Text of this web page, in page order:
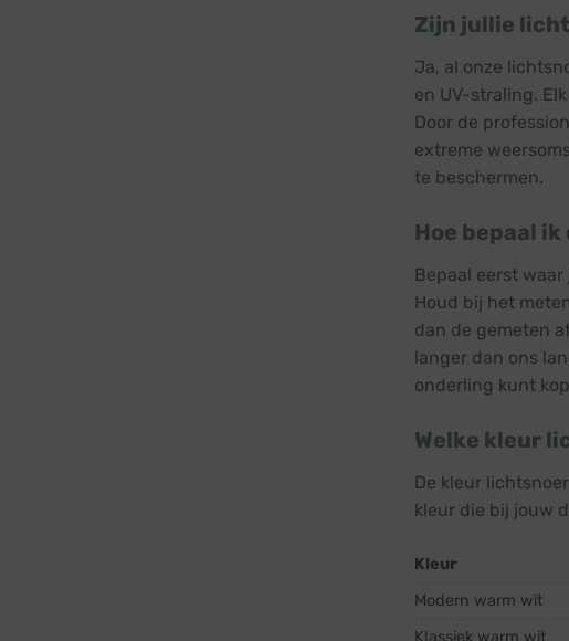
Zijn jullie
Ja, al onze
en UV-straling.
Door de
extreme
te beschermen.
Hoe bepaal
Bepaal eerst
Houd bij het
dan de gemeten
langer dan ons
onderling kunt
Welke kleur
De kleur
kleur die bij jouw
Kleur
Modern warm wit
Klassiek warm wit